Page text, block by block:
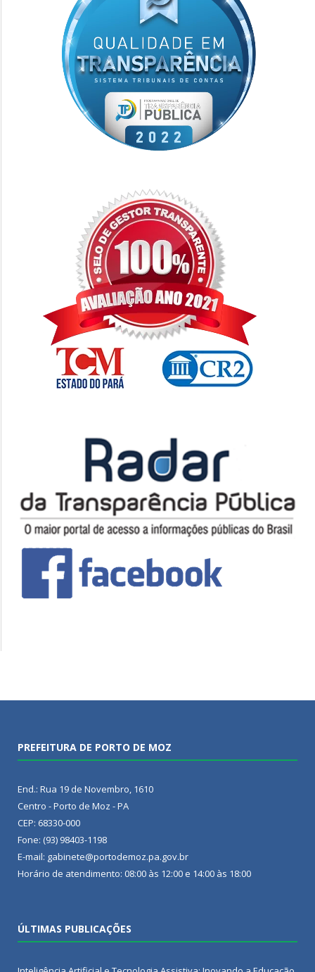
PREFEITURA DE PORTO DE MOZ
End.: Rua 19 de Novembro, 1610
Centro - Porto de Moz - PA
CEP: 68330-000
Fone: (93) 98403-1198
E-mail: gabinete@portodemoz.pa.gov.br
Horário de atendimento: 08:00 às 12:00 e 14:00 às 18:00
ÚLTIMAS PUBLICAÇÕES